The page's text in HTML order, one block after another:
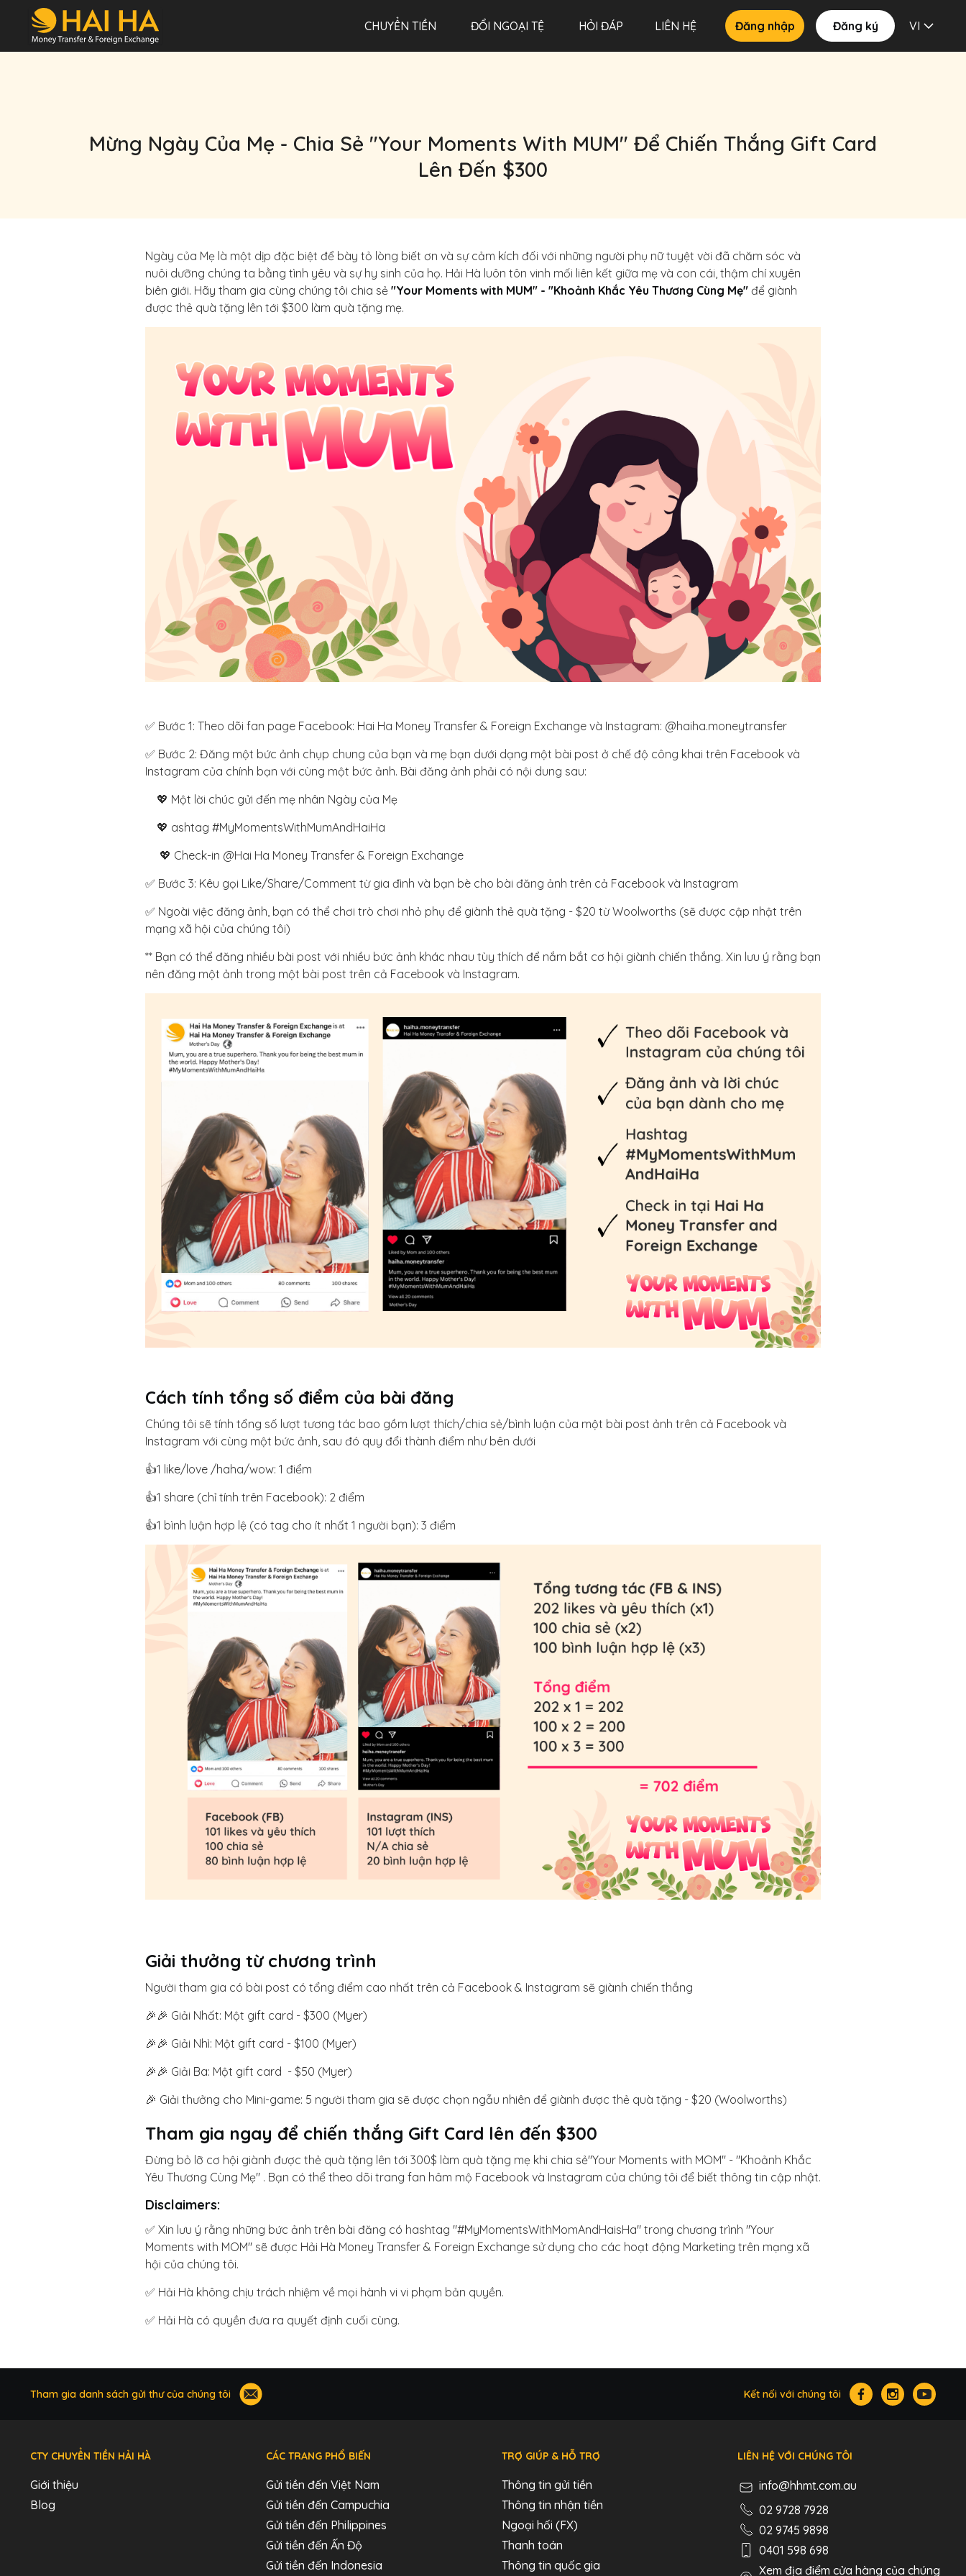
CHUYỂN TIỀN ĐỔI NGOẠI TỆ HỎI ĐÁP LIÊN HỆ Đăng nhập Đăng ký VI
Mừng Ngày Của Mẹ - Chia Sẻ "Your Moments With MUM" Để Chiến Thắng Gift Card
Lên Đến $300
Ngày của Mẹ là một dịp đặc biệt để bày tỏ lòng biết ơn và sự cảm kích đối với những người phụ nữ tuyệt vời đã chăm sóc và
nuôi dưỡng chúng ta bằng tình yêu và sự hy sinh của họ. Hải Hà luôn tôn vinh mối liên kết giữa mẹ và con cái, thậm chí xuyên
biên giới. Hãy tham gia cùng chúng tôi chia sẻ "Your Moments with MUM" - "Khoảnh Khắc Yêu Thương Cùng Mẹ" để giành
được thẻ quà tặng lên tới $300 làm quà tặng mẹ.
✅ Bước 1: Theo dõi fan page Facebook: Hai Ha Money Transfer & Foreign Exchange và Instagram: @haiha.moneytransfer
✅ Bước 2: Đăng một bức ảnh chụp chung của bạn và mẹ bạn dưới dạng một bài post ở chế độ công khai trên Facebook và
Instagram của chính bạn với cùng một bức ảnh. Bài đăng ảnh phải có nội dung sau:
💖 Một lời chúc gửi đến mẹ nhân Ngày của Mẹ
💖 ashtag #MyMomentsWithMumAndHaiHa
‍ 💖 Check-in @Hai Ha Money Transfer & Foreign Exchange
✅ Bước 3: Kêu gọi Like/Share/Comment từ gia đình và bạn bè cho bài đăng ảnh trên cả Facebook và Instagram
✅ Ngoài việc đăng ảnh, bạn có thể chơi trò chơi nhỏ phụ để giành thẻ quà tặng - $20 từ Woolworths (sẽ được cập nhật trên
mạng xã hội của chúng tôi)
** Bạn có thể đăng nhiều bài post với nhiều bức ảnh khác nhau tùy thích để nắm bắt cơ hội giành chiến thắng. Xin lưu ý rằng bạn
nên đăng một ảnh trong một bài post trên cả Facebook và Instagram.
Cách tính tổng số điểm của bài đăng
Chúng tôi sẽ tính tổng số lượt tương tác bao gồm lượt thích/chia sẻ/bình luận của một bài post ảnh trên cả Facebook và
Instagram với cùng một bức ảnh, sau đó quy đổi thành điểm như bên dưới
👍1 like/love /haha/wow: 1 điểm
👍1 share (chỉ tính trên Facebook): 2 điểm
👍1 bình luận hợp lệ (có tag cho ít nhất 1 người bạn): 3 điểm
Giải thưởng từ chương trình
Người tham gia có bài post có tổng điểm cao nhất trên cả Facebook & Instagram sẽ giành chiến thắng
🎉🎉 Giải Nhất: Một gift card - $300 (Myer)
🎉🎉 Giải Nhì: Một gift card - $100 (Myer)
🎉🎉 Giải Ba: Một gift card - $50 (Myer)
🎉 Giải thưởng cho Mini-game: 5 người tham gia sẽ được chọn ngẫu nhiên để giành được thẻ quà tặng - $20 (Woolworths)
Tham gia ngay để chiến thắng Gift Card lên đến $300
Đừng bỏ lỡ cơ hội giành được thẻ quà tặng lên tới 300$ làm quà tặng mẹ khi chia sẻ"Your Moments with MOM" - "Khoảnh Khắc
Yêu Thương Cùng Mẹ" . Bạn có thể theo dõi trang fan hâm mộ Facebook và Instagram của chúng tôi để biết thông tin cập nhật.
Disclaimers:
✅ Xin lưu ý rằng những bức ảnh trên bài đăng có hashtag "#MyMomentsWithMomAndHaisHa" trong chương trình "Your
Moments with MOM" sẽ được Hải Hà Money Transfer & Foreign Exchange sử dụng cho các hoạt động Marketing trên mạng xã
hội của chúng tôi.
✅ Hải Hà không chịu trách nhiệm về mọi hành vi vi phạm bản quyền.
✅ Hải Hà có quyền đưa ra quyết định cuối cùng.
Tham gia danh sách gửi thư của chúng tôi Kết nối với chúng tôi
CTY CHUYỂN TIỀN HẢI HÀ
Giới thiệu
Blog
CÁC TRANG PHỔ BIẾN
Gửi tiền đến Việt Nam
Gửi tiền đến Campuchia
Gửi tiền đến Philippines
Gửi tiền đến Ấn Độ
Gửi tiền đến Indonesia
TRỢ GIÚP & HỖ TRỢ
Thông tin gửi tiền
Thông tin nhận tiền
Ngoại hối (FX)
Thanh toán
Thông tin quốc gia
LIÊN HỆ VỚI CHÚNG TÔI
info@hhmt.com.au
02 9728 7928
02 9745 9898
0401 598 698
Xem địa điểm cửa hàng của chúng